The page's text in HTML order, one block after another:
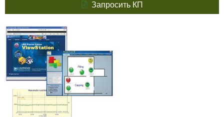
Запросить КП